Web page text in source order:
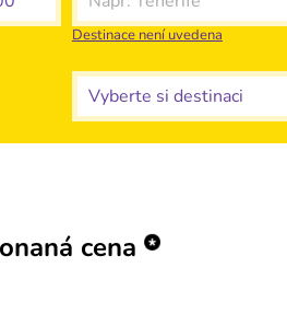
Destinace není uvedena
cena